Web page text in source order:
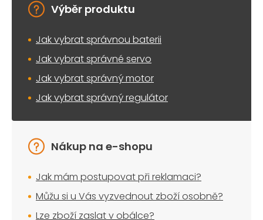
Výběr produktu
Jak vybrat správnou baterii
Jak vybrat správné servo
Jak vybrat správný motor
Jak vybrat správný regulátor
Nákup na e-shopu
Jak mám postupovat při reklamaci?
Můžu si u Vás vyzvednout zboží osobně?
Lze zboží zaslat v obálce?